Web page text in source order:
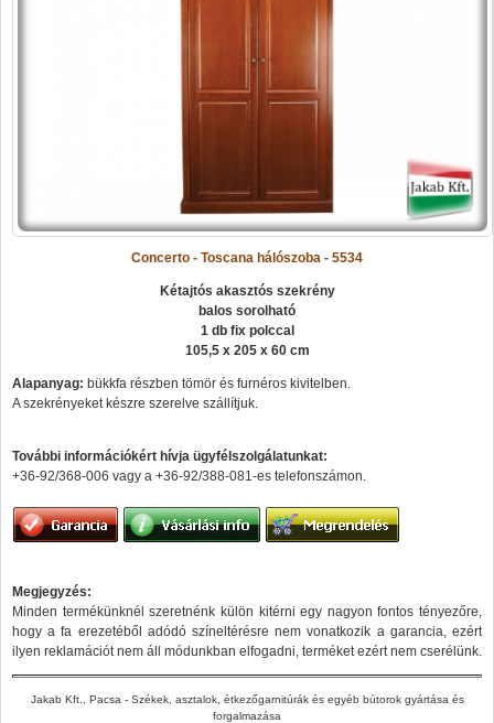
Concerto - Toscana hálószoba - 5534
Kétajtós akasztós szekrény
balos sorolható
1 db fix polccal
105,5 x 205 x 60 cm
Alapanyag: bükkfa részben tömör és furnéros kivitelben.
A szekrényeket készre szerelve szállítjuk.
További információkért hívja ügyfélszolgálatunkat:
+36-92/368-006 vagy a +36-92/388-081-es telefonszámon.
Megjegyzés:
Minden termékünknél szeretnénk külön kitérni egy nagyon fontos tényezőre,
hogy a fa erezetéből adódó színeltérésre nem vonatkozik a garancia, ezért
ilyen reklamációt nem áll módunkban elfogadni, terméket ezért nem cserélünk.
Jakab Kft., Pacsa - Székek, asztalok, étkezőgarnitúrák és egyéb bútorok gyártása és
forgalmazása